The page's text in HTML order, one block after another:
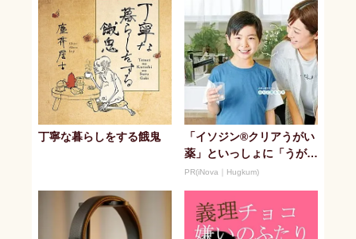
丁寧な暮らしをする餓鬼
「イソジン®クリアうがい
薬」といっしょに「うがい
パワー」で一年中！ 健や
PR(iNova｜Hugkum)